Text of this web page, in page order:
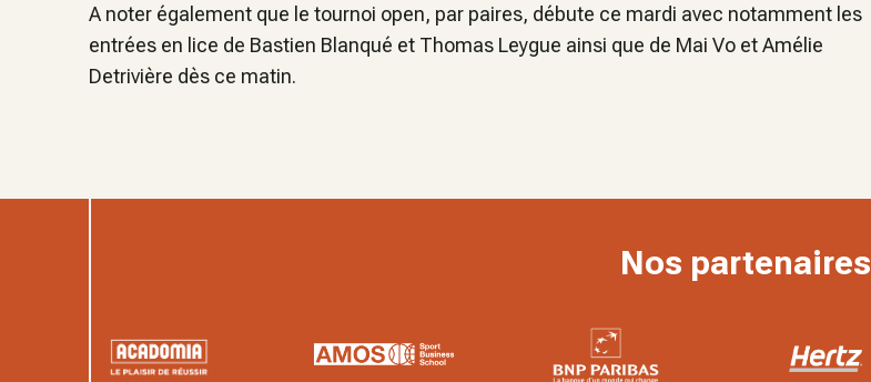
A noter également que le tournoi open, par paires, débute ce mardi avec notamment les
entrées en lice de Bastien Blanqué et Thomas Leygue ainsi que de Mai Vo et Amélie
Detrivière dès ce matin.
Nos partenaires